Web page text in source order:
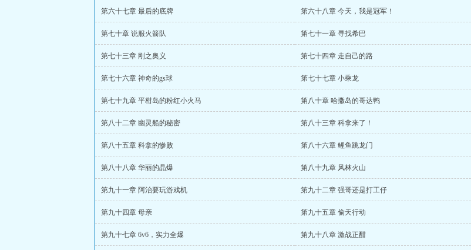
第六十七章 最后的底牌 第六十八章 今天，我是冠军！
第七十章 说服火箭队 第七十一章 寻找希巴
第七十三章 刚之奥义 第七十四章 走自己的路
第七十六章 神奇的gs球 第七十七章 小乘龙
第七十九章 平柑岛的粉红小火马 第八十章 哈撒岛的哥达鸭
第八十二章 幽灵船的秘密 第八十三章 科拿来了！
第八十五章 科拿的惨败 第八十六章 鲤鱼跳龙门
第八十八章 华丽的晶爆 第八十九章 风林火山
第九十一章 阿治要玩游戏机 第九十二章 强哥还是打工仔
第九十四章 母亲 第九十五章 偷天行动
第九十七章 6v6，实力全爆 第九十八章 激战正酣